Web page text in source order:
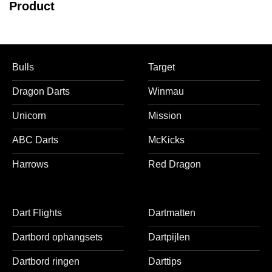
Product
Bulls
Dragon Darts
Unicorn
ABC Darts
Harrows
Target
Winmau
Mission
McKicks
Red Dragon
Dart Flights
Dartbord ophangsets
Dartbord ringen
Dartmatten
Dartpijlen
Darttips